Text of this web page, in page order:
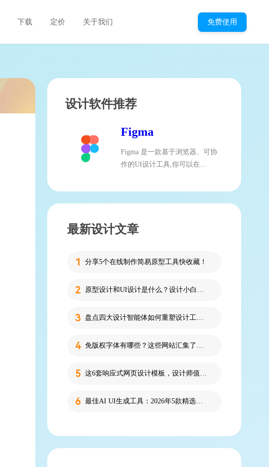
下载 定价 关于我们 免费使用
设计软件推荐
Figma
Figma 是一款基于浏览器、可协
作的UI设计工具,你可以在...
最新设计文章
分享5个在线制作简易原型工具快收藏！
原型设计和UI设计是什么？设计小白必看的科普！
盘点四大设计智能体如何重塑设计工作流
免版权字体有哪些？这些网站汇集了近百款免版权字体！
这6套响应式网页设计模板，设计师值得收藏！
最佳AI UI生成工具：2026年5款精选，新手零代码快速制作界面